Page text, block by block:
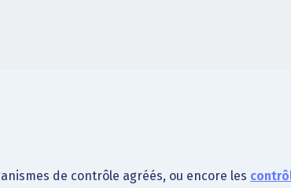
de contrôle agréés, ou encore les